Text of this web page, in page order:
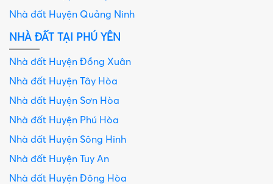
Nhà đất Huyện Quảng Ninh
NHÀ ĐẤT TẠI PHÚ YÊN
Nhà đất Huyện Đồng Xuân
Nhà đất Huyện Tây Hòa
Nhà đất Huyện Sơn Hòa
Nhà đất Huyện Phú Hòa
Nhà đất Huyện Sông Hinh
Nhà đất Huyện Tuy An
Nhà đất Huyện Đông Hòa